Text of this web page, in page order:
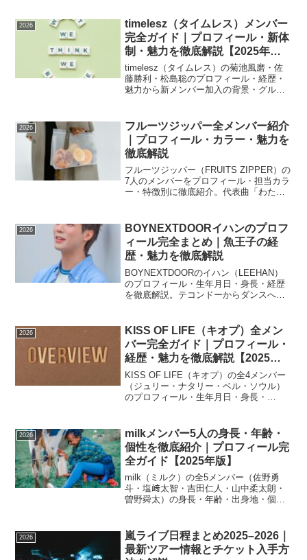
2026
timelesz（タイムレス）メンバー
完全ガイド｜プロフィール・新体
制・魅力を徹底解説【2025年
版】
timelesz（タイムレス）の菊池風磨・佐
藤勝利・松島聡のプロフィール・経歴・
魅力から新メンバー加入の背景・グルー
をまとめました。
2026
フルーツジッパー全メンバー紹介
｜プロフィール・カラー・魅力を
徹底解説
フルーツジッパー（FRUITS ZIPPER）の
7人のメンバーをプロフィール・担当カラ
ー・特徴別に徹底紹介。代表曲「わたし
2026
BOYNEXTDOORイハンのプロフ
ィール完全まとめ｜魚王子の経
歴・魅力を徹底解説
BOYNEXTDOORのイハン（LEEHAN）
のプロフィール・生年月日・身長・経歴
を徹底解説。テコンドーからダンスへ転
まで詳しくまとめました。
2026
KISS OF LIFE（キオプ）全メン
バー完全ガイド｜プロフィール・
経歴・魅力を徹底解説【2025年
版】
KISS OF LIFE（キオプ）の全4メンバー
（ジュリー・ナタリー・ベル・ソウル）
のプロフィール・生年月日・身長・
ました。
2026
milkメンバー5人の身長・年齢・
個性を徹底紹介｜プロフィール完
全ガイド【2025年版】
milk（ミルク）の全5メンバー（佐野勇
斗・塩﨑太智・吉田仁人・山中柔太朗・
曽野舜太）の身長・年齢・出身地・個
めました。
2026
嵐ライブ日程まとめ2025–2026｜
最新ツアー情報とチケット入手方